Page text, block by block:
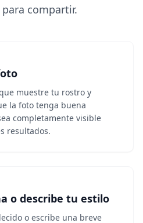
compartir.
muestre tu rostro y
la foto tenga buena
completamente visible
resultados.
o describe tu estilo
o escribe una breve